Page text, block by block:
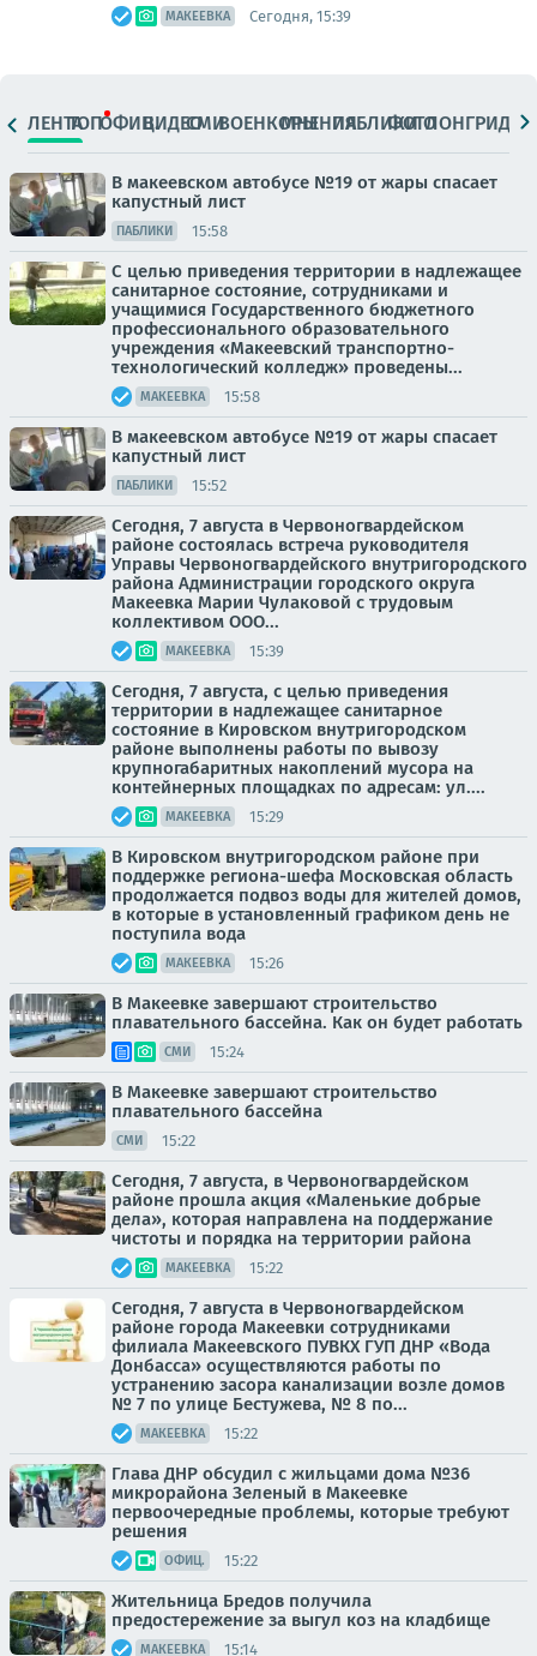
МАКЕЕВКА Сегодня, 15:39
ЛЕНТАТОПОФИЦ.ВИДЕОСМИВОЕНКОРЫМНЕНИЯПАБЛИКИ
ФОТОЛОНГРИДЫ
В макеевском автобусе №19 от жары спасает
капустный лист
ПАБЛИКИ 15:58
С целью приведения территории в надлежащее
санитарное состояние, сотрудниками и
учащимися Государственного бюджетного
профессионального образовательного
учреждения «Макеевский транспортно-
технологический колледж» проведены...
МАКЕЕВКА 15:58
В макеевском автобусе №19 от жары спасает
капустный лист
ПАБЛИКИ 15:52
Сегодня, 7 августа в Червоногвардейском
районе состоялась встреча руководителя
Управы Червоногвардейского внутригородского
района Администрации городского округа
Макеевка Марии Чулаковой с трудовым
коллективом ООО...
МАКЕЕВКА 15:39
Сегодня, 7 августа, с целью приведения
территории в надлежащее санитарное
состояние в Кировском внутригородском
районе выполнены работы по вывозу
крупногабаритных накоплений мусора на
контейнерных площадках по адресам: ул....
МАКЕЕВКА 15:29
В Кировском внутригородском районе при
поддержке региона-шефа Московская область
продолжается подвоз воды для жителей домов,
в которые в установленный графиком день не
поступила вода
МАКЕЕВКА 15:26
В Макеевке завершают строительство
плавательного бассейна. Как он будет работать
СМИ 15:24
В Макеевке завершают строительство
плавательного бассейна
СМИ 15:22
Сегодня, 7 августа, в Червоногвардейском
районе прошла акция «Маленькие добрые
дела», которая направлена на поддержание
чистоты и порядка на территории района
МАКЕЕВКА 15:22
Сегодня, 7 августа в Червоногвардейском
районе города Макеевки сотрудниками
филиала Макеевского ПУВКХ ГУП ДНР «Вода
Донбасса» осуществляются работы по
устранению засора канализации возле домов
№ 7 по улице Бестужева, № 8 по...
МАКЕЕВКА 15:22
Глава ДНР обсудил с жильцами дома №36
микрорайона Зеленый в Макеевке
первоочередные проблемы, которые требуют
решения
ОФИЦ. 15:22
Жительница Бредов получила
предостережение за выгул коз на кладбище
МАКЕЕВКА 15:14